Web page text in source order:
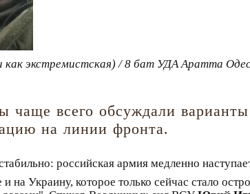
экстремистская) / 8 бат УДА Аратта
чаще всего обсуждали
на линии фронта.
российская армия медленно
Украину, которое только сейчас стало